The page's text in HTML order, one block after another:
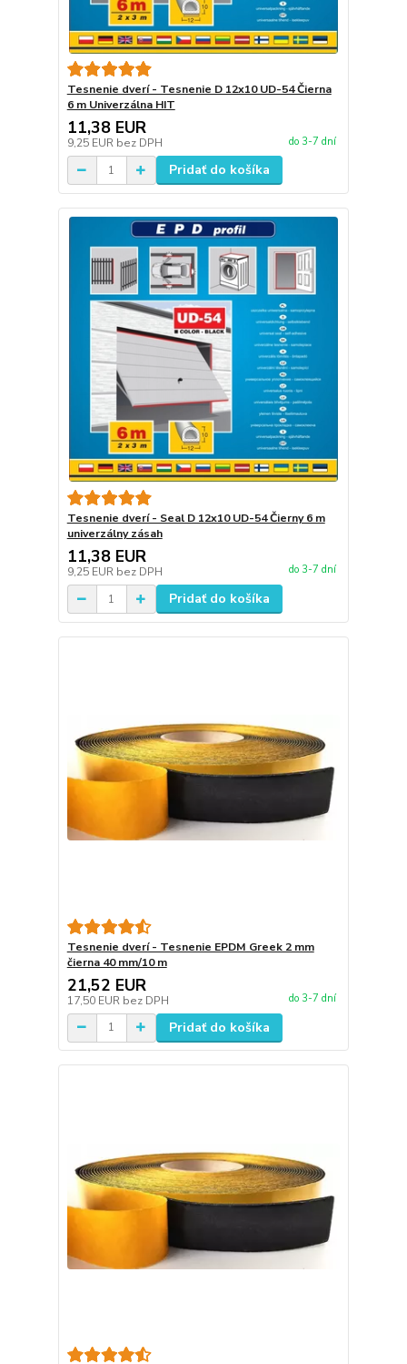
Tesnenie dverí - Tesnenie D 12x10 UD-54 Čierna
6 m Univerzálna HIT
11,38 EUR
9,25 EUR bez DPH do 3-7 dní
Pridať do košíka
Tesnenie dverí - Seal D 12x10 UD-54 Čierny 6 m
univerzálny zásah
11,38 EUR
9,25 EUR bez DPH do 3-7 dní
Pridať do košíka
Tesnenie dverí - Tesnenie EPDM Greek 2 mm
čierna 40 mm/10 m
21,52 EUR
17,50 EUR bez DPH do 3-7 dní
Pridať do košíka